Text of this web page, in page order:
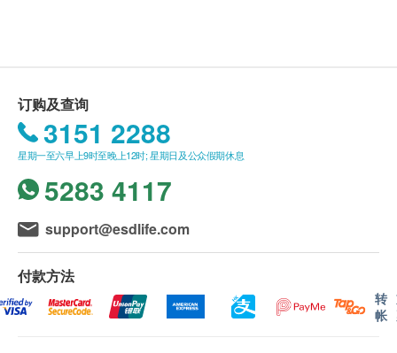
$700 Hutchgo.com 旅遊礼券
总胆固醇
高密度胆固醇
低密度胆固醇
甘油三酯
糖尿
空腹血糖
糖化血色素
检查肾脏、膀胱及前列腺超声波是否有异象，如肿瘤或纤维瘤
HK$1,650.0
检查肾脏及膀胱是否有异象，如肿瘤或纤维瘤
HK$1,250.0
HK$1,100.0
完成健康检查项目后，一般情况下需时约10个工作
天跟进检查报告， 工作天不包括星期六、日及公
众假期。 轮侯报告讲解时间会因应不同情况(如个
延长。
本地及海外客户：
亲身领取：亲身前往『尚医健康』体检中心
电话讲解报告
自取报告电话讲解报告(只限香港区域号码)
订购及查询
3151 2288
星期一至六早上9时至晚上12时; 星期日及公众假期休息
5283 4117
support@esdlife.com
付款方法
转
帐